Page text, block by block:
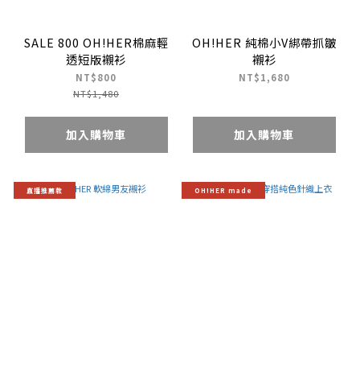
SALE 800 OH!HER棉麻輕
透短版襯衫
NT$800
NT$1,480
加入購物車
OH!HER 純棉小V綁帶抓皺
襯衫
NT$1,680
加入購物車
直播推薦款 OH!HER made